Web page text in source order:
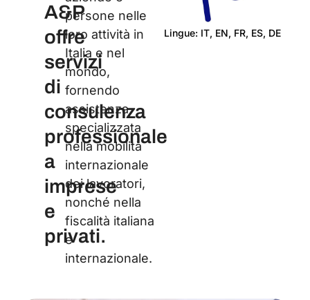
A&P
offre
servizi
di
consulenza
professionale
a
imprese
e
privati.
persone nelle
loro attività in
Italia e nel
mondo,
fornendo
assistenza
specializzata
nella mobilità
internazionale
dei lavoratori,
nonché nella
fiscalità italiana
e
internazionale.
Lingue: IT, EN, FR, ES, DE